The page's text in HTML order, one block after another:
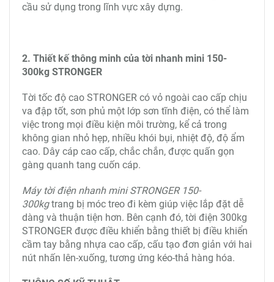
cầu sử dụng trong lĩnh vực xây dựng.
2. Thiết kế thông minh của tời nhanh mini 150-
300kg STRONGER
Tời tốc độ cao STRONGER có vỏ ngoài cao cấp chịu
va đập tốt, sơn phủ một lớp sơn tĩnh điện, có thể làm
việc trong mọi điều kiện môi trường, kể cả trong
không gian nhỏ hẹp, nhiều khói bụi, nhiệt độ, độ ẩm
cao. Dây cáp cao cấp, chắc chắn, được quấn gọn
gàng quanh tang cuốn cáp.
Máy tời điện nhanh mini STRONGER 150-
300kgtrang bị móc treo đi kèm giúp việc lắp đặt dễ
dàng và thuận tiện hơn. Bên cạnh đó, tời điện 300kg
STRONGER được điều khiển bằng thiết bị điều khiển
cầm tay bằng nhựa cao cấp, cấu tạo đơn giản với hai
nút nhấn lên-xuống, tương ứng kéo-thả hàng hóa.